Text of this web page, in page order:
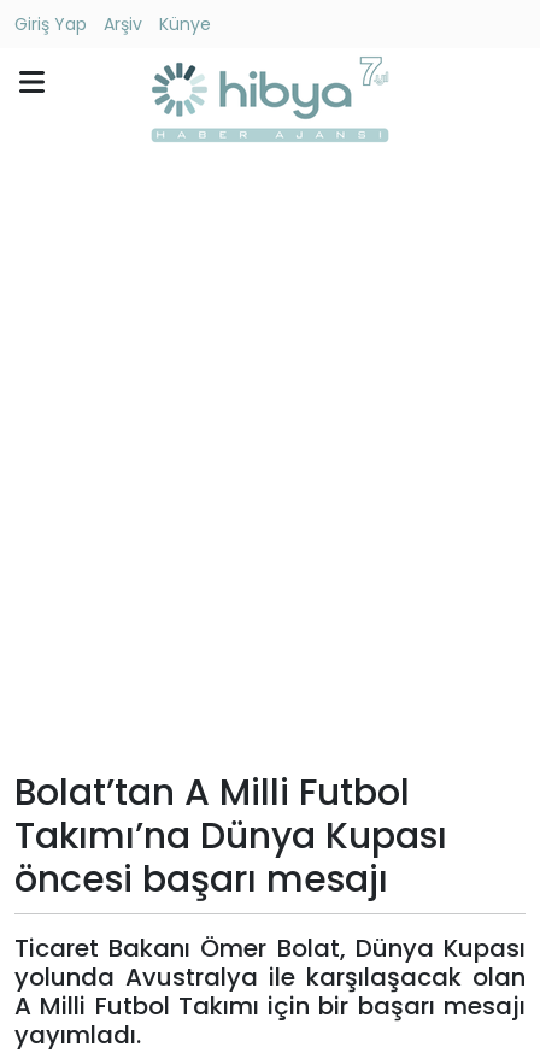
Giriş Yap Arşiv
Künye
Künye
Giriş
Yap
Bolat’tan A Milli Futbol
Takımı’na Dünya Kupası
öncesi başarı mesajı
Ticaret Bakanı Ömer Bolat, Dünya Kupası
yolunda Avustralya ile karşılaşacak olan
A Milli Futbol Takımı için bir başarı mesajı
yayımladı.